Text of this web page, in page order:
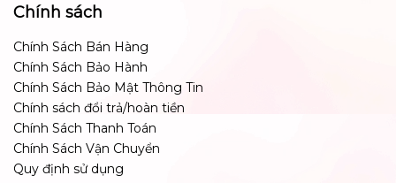
Chính sách
Chính Sách Bán Hàng
Chính Sách Bảo Hành
Chính Sách Bảo Mật Thông Tin
Chính sách đổi trả/hoàn tiền
Chính Sách Thanh Toán
Chính Sách Vận Chuyển
Quy định sử dụng